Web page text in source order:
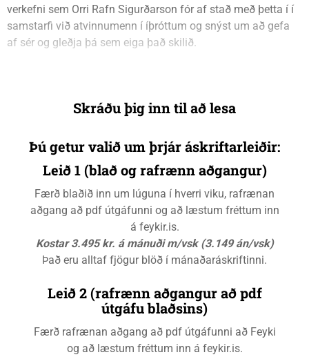
verkefni sem Orri Rafn Sigurðarson fór af stað með þetta í í
samstarfi við atvinnumenn í íþróttum og snýst um að gefa
af sér og gleðja þá sem eiga það skilið.
Skráðu þig inn til að lesa
Þú getur valið um þrjár áskriftarleiðir:
Leið 1 (blað og rafrænn aðgangur)
Færð blaðið inn um lúguna í hverri viku, rafrænan
aðgang að pdf útgáfunni og að læstum fréttum inn
á feykir.is.
Kostar 3.495 kr. á mánuði m/vsk (3.149 án/vsk)
Það eru alltaf fjögur blöð í mánaðaráskriftinni.
Leið 2 (rafrænn aðgangur að pdf
útgáfu blaðsins)
Færð rafrænan aðgang að pdf útgáfunni að Feyki
og að læstum fréttum inn á feykir.is.